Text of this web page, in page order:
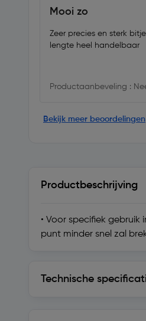
Mooi zo
Zeer precies en sterk
lengte heel handelbaar
Productaanbeveling :
Bekijk meer beoordelingen
Productbeschrijving
• Voor specifiek
punt minder snel zal
Technische